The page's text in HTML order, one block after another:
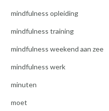
mindfulness opleiding
mindfulness training
mindfulness weekend aan zee
mindfulness werk
minuten
moet